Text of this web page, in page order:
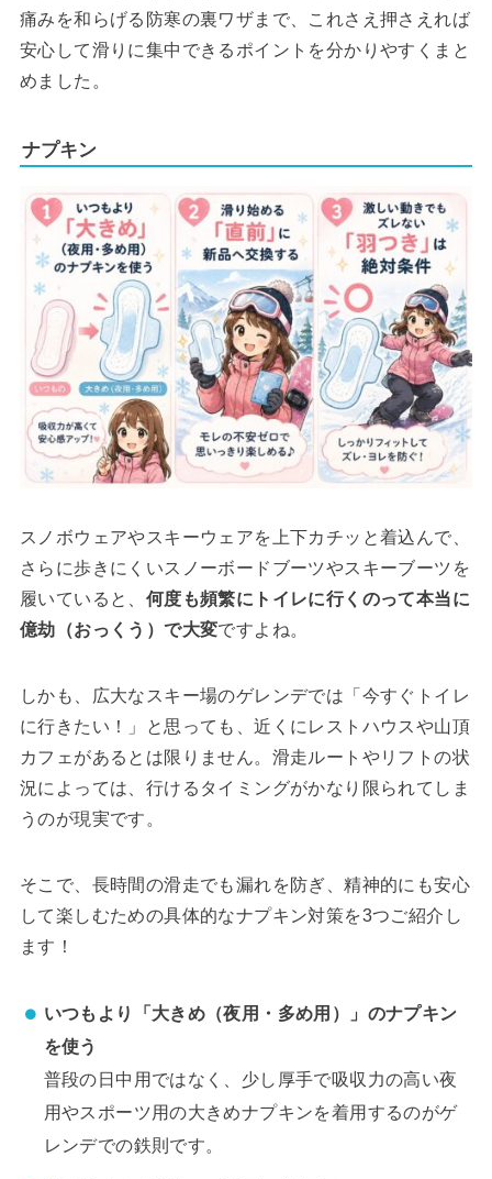
痛みを和らげる防寒の裏ワザまで、これさえ押さえれば
安心して滑りに集中できるポイントを分かりやすくまと
めました。
ナプキン
スノボウェアやスキーウェアを上下カチッと着込んで、
さらに歩きにくいスノーボードブーツやスキーブーツを
履いていると、 何度も頻繁にトイレに行くのって本当に
億劫（おっくう）で大変ですよね。
しかも、広大なスキー場のゲレンデでは「今すぐトイレ
に行きたい！」と思っても、近くにレストハウスや山頂
カフェがあるとは限りません。滑走ルートやリフトの状
況によっては、行けるタイミングがかなり限られてしま
うのが現実です。
そこで、長時間の滑走でも漏れを防ぎ、精神的にも安心
して楽しむための具体的なナプキン対策を3つご紹介し
ます！
いつもより「大きめ（夜用・多め用）」のナプキン
を使う
普段の日中用ではなく、少し厚手で吸収力の高い夜
用やスポーツ用の大きめナプキンを着用するのがゲ
レンデでの鉄則です。